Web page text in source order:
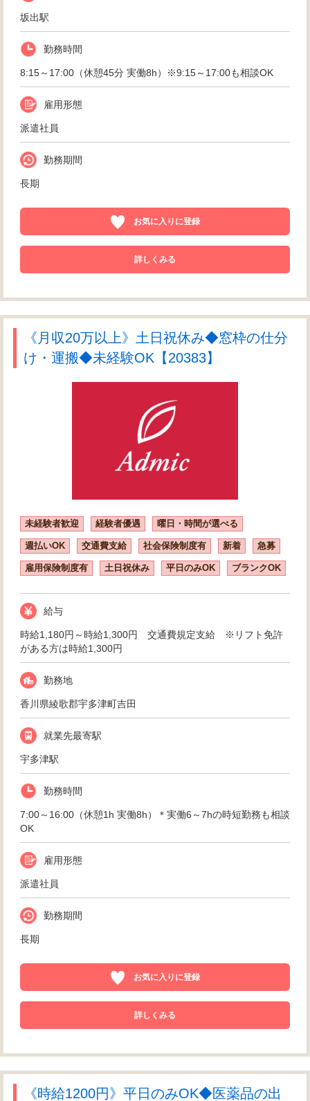
坂出駅
勤務時間
8:15～17:00（休憩45分 実働8h）※9:15～17:00も相談OK
雇用形態
派遣社員
勤務期間
長期
お気に入りに登録
詳しくみる
《月収20万以上》土日祝休み◆窓枠の仕分
け・運搬◆未経験OK【20383】
未経験者歓迎 経験者優遇 曜日・時間が選べる
週払いOK 交通費支給 社会保険制度有 新着 急募
雇用保険制度有 土日祝休み 平日のみOK ブランクOK
給与
時給1,180円～時給1,300円 交通費規定支給 ※リフト免許
がある方は時給1,300円
勤務地
香川県綾歌郡宇多津町吉田
就業先最寄駅
宇多津駅
勤務時間
7:00～16:00（休憩1h 実働8h）＊実働6～7hの時短勤務も相談
OK
雇用形態
派遣社員
勤務期間
長期
お気に入りに登録
詳しくみる
《時給1200円》平日のみOK◆医薬品の出